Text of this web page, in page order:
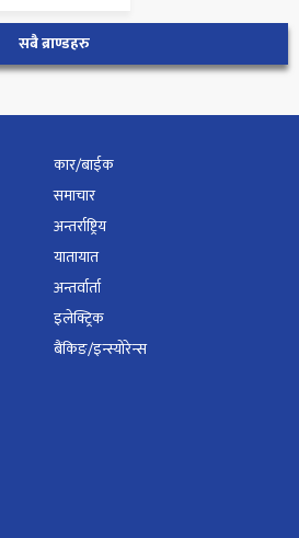
सबै ब्राण्डहरु
कार/बाईक
समाचार
अन्तर्राष्ट्रिय
यातायात
अन्तर्वार्ता
इलेक्ट्रिक
बैंकिङ/इन्स्योरेन्स